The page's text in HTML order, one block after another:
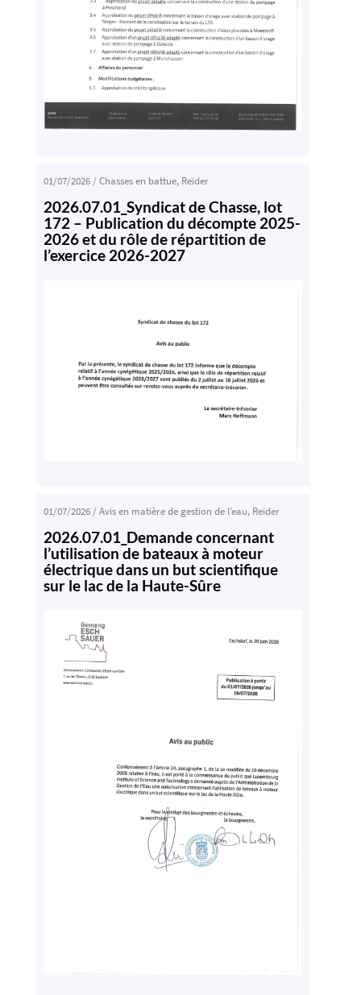
01/07/2026/Chasses en battue, Reider
2026.07.01_Syndicat de Chasse, lot
172 – Publication du décompte 2025-
2026 et du rôle de répartition de
l’exercice 2026-2027
01/07/2026/Avis en matière de gestion de l’eau, Reider
2026.07.01_Demande concernant
l’utilisation de bateaux à moteur
électrique dans un but scientifique
sur le lac de la Haute-Sûre